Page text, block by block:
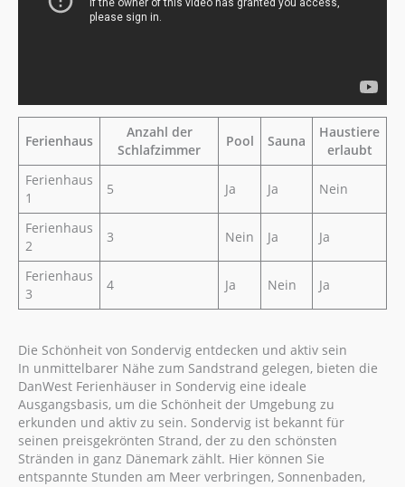
Ferienhaus
Anzahl der
Schlafzimmer
Pool Sauna
Haustiere
erlaubt
Ferienhaus
1
5 Ja Ja Nein
Ferienhaus
2
3 Nein Ja Ja
Ferienhaus
3
4 Ja Nein Ja
Die Schönheit von Sondervig entdecken und aktiv sein
In unmittelbarer Nähe zum Sandstrand gelegen, bieten die
DanWest Ferienhäuser in Sondervig eine ideale
Ausgangsbasis, um die Schönheit der Umgebung zu
erkunden und aktiv zu sein. Sondervig ist bekannt für
seinen preisgekrönten Strand, der zu den schönsten
Stränden in ganz Dänemark zählt. Hier können Sie
entspannte Stunden am Meer verbringen, Sonnenbaden,